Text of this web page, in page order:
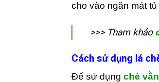
cho vào ngăn mát
>>> Tham khảo
Cách sử dụng lá
Để sử dụng chè